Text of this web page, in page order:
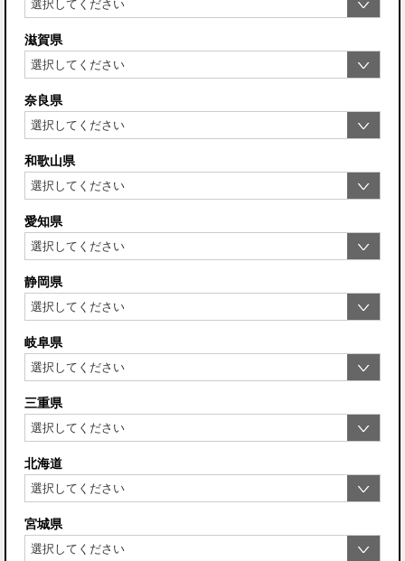
滋賀県
奈良県
和歌山県
愛知県
静岡県
岐阜県
三重県
北海道
宮城県